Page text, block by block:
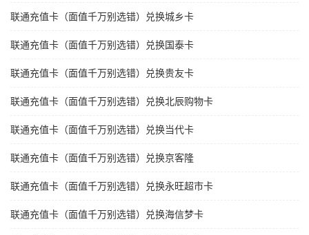
联通充值卡（面值千万别选错）兑换城乡卡
联通充值卡（面值千万别选错）兑换国泰卡
联通充值卡（面值千万别选错）兑换贵友卡
联通充值卡（面值千万别选错）兑换北辰购物卡
联通充值卡（面值千万别选错）兑换当代卡
联通充值卡（面值千万别选错）兑换京客隆
联通充值卡（面值千万别选错）兑换永旺超市卡
联通充值卡（面值千万别选错）兑换海信梦卡